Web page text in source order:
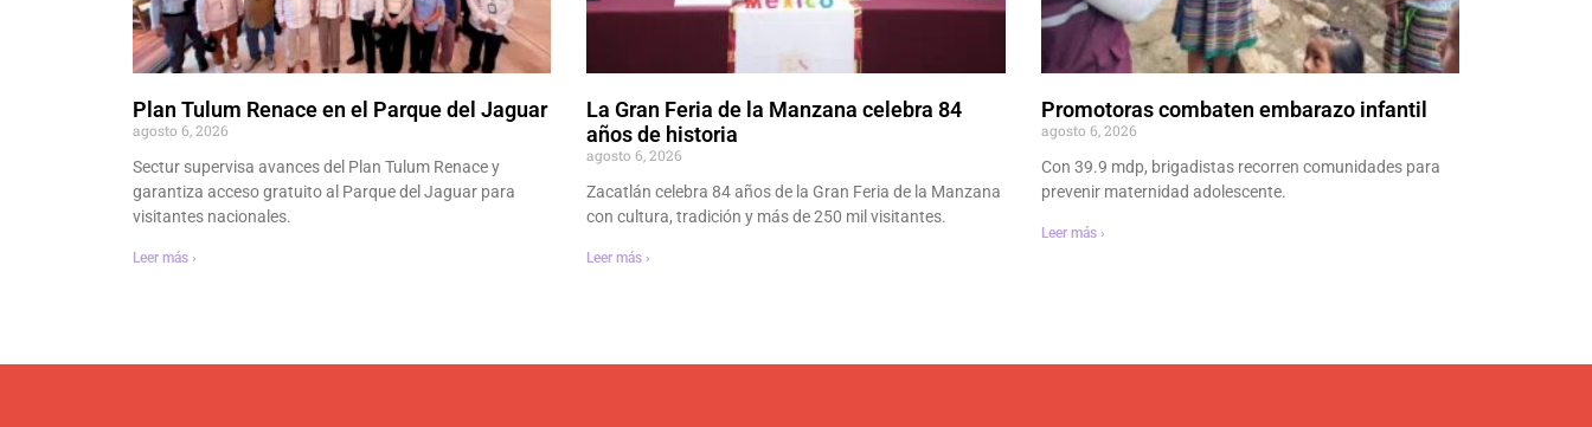
Plan Tulum Renace en el Parque del Jaguar
agosto 6, 2026
Sectur supervisa avances del Plan Tulum Renace y
garantiza acceso gratuito al Parque del Jaguar para
visitantes nacionales.
Leer más ›
La Gran Feria de la Manzana celebra 84
años de historia
agosto 6, 2026
Zacatlán celebra 84 años de la Gran Feria de la Manzana
con cultura, tradición y más de 250 mil visitantes.
Leer más ›
Promotoras combaten embarazo infantil
agosto 6, 2026
Con 39.9 mdp, brigadistas recorren comunidades para
prevenir maternidad adolescente.
Leer más ›